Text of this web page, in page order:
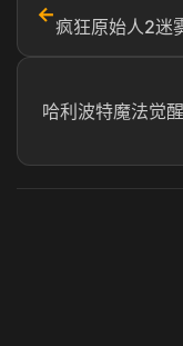
←
疯狂原始人2迷
哈利波特魔法觉